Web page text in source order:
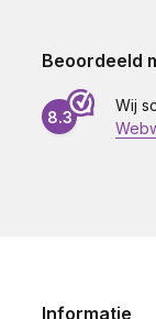
Beoordeeld
8.3
Wij
Informatie